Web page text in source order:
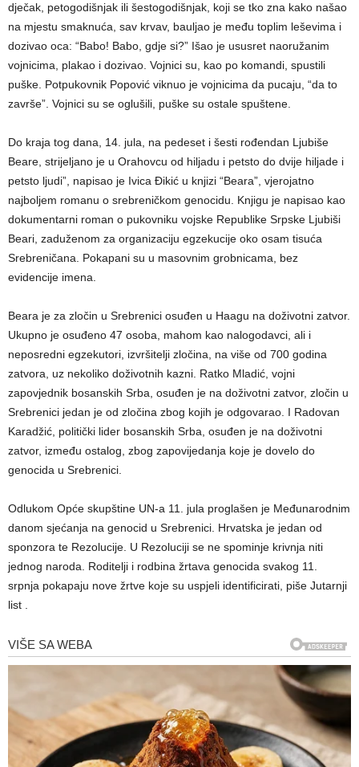
dječak, petogodišnjak ili šestogodišnjak, koji se tko zna kako našao
na mjestu smaknuća, sav krvav, bauljao je među toplim leševima i
dozivao oca: “Babo! Babo, gdje si?” Išao je ususret naoružanim
vojnicima, plakao i dozivao. Vojnici su, kao po komandi, spustili
puške. Potpukovnik Popović viknuo je vojnicima da pucaju, “da to
završe”. Vojnici su se oglušili, puške su ostale spuštene.
Do kraja tog dana, 14. jula, na pedeset i šesti rođendan Ljubiše
Beare, strijeljano je u Orahovcu od hiljadu i petsto do dvije hiljade i
petsto ljudi”, napisao je Ivica Đikić u knjizi “Beara”, vjerojatno
najboljem romanu o srebreničkom genocidu. Knjigu je napisao kao
dokumentarni roman o pukovniku vojske Republike Srpske Ljubiši
Beari, zaduženom za organizaciju egzekucije oko osam tisuća
Srebreničana. Pokapani su u masovnim grobnicama, bez
evidencije imena.
Beara je za zločin u Srebrenici osuđen u Haagu na doživotni zatvor.
Ukupno je osuđeno 47 osoba, mahom kao nalogodavci, ali i
neposredni egzekutori, izvršitelji zločina, na više od 700 godina
zatvora, uz nekoliko doživotnih kazni. Ratko Mladić, vojni
zapovjednik bosanskih Srba, osuđen je na doživotni zatvor, zločin u
Srebrenici jedan je od zločina zbog kojih je odgovarao. I Radovan
Karadžić, politički lider bosanskih Srba, osuđen je na doživotni
zatvor, između ostalog, zbog zapovijedanja koje je dovelo do
genocida u Srebrenici.
Odlukom Opće skupštine UN-a 11. jula proglašen je Međunarodnim
danom sjećanja na genocid u Srebrenici. Hrvatska je jedan od
sponzora te Rezolucije. U Rezoluciji se ne spominje krivnja niti
jednog naroda. Roditelji i rodbina žrtava genocida svakog 11.
srpnja pokapaju nove žrtve koje su uspjeli identificirati, piše Jutarnji
list .